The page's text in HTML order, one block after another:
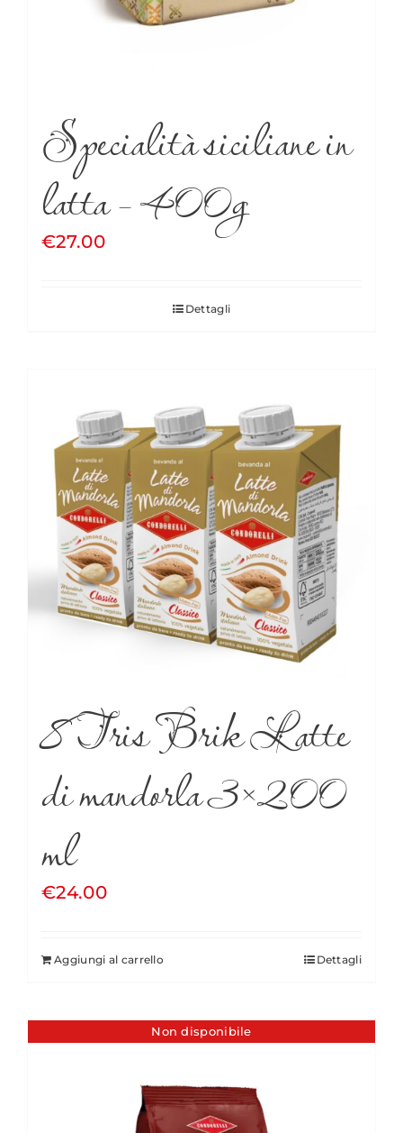
Specialità siciliane in
latta – 400g
€27.00
Dettagli
8 Tris Brik Latte
di mandorla 3×200
ml
€24.00
Aggiungi al carrello Dettagli
Non disponibile